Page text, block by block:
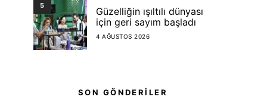
5
Güzelliğin ışıltılı dünyası
için geri sayım başladı
4 AĞUSTOS 2026
SON GÖNDERİLER